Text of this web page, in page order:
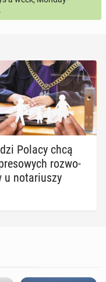
Polacy chcą
roz­wo­
u no­ta­riu­szy